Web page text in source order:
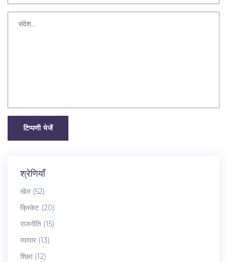
टिप्पणी भेजें
श्रेणियाँ
खेल (52)
क्रिकेट (20)
राजनीति (15)
व्यापार (13)
शिक्षा (12)